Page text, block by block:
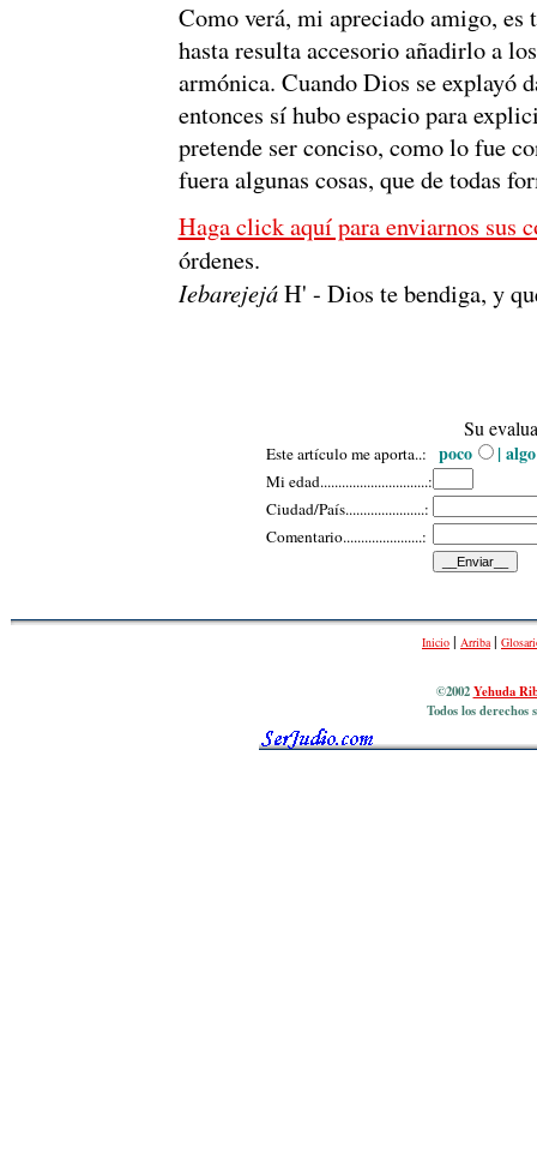
Como verá, mi apreciado amigo,
hasta resulta accesorio añadirlo a
armónica. Cuando Dios se explayó
entonces sí hubo espacio para
pretende ser conciso, como lo fue
fuera algunas cosas, que de todas
Haga click aquí para enviarnos sus
órdenes.
IebarejejáH' - Dios te bendiga, y
Este artículo me aporta..: poco | algo
Mi edad..............................:
Ciudad/País......................:
Comentario......................:
Su
Inicio | Arriba|
©2002Yehuda
Todos los derechos